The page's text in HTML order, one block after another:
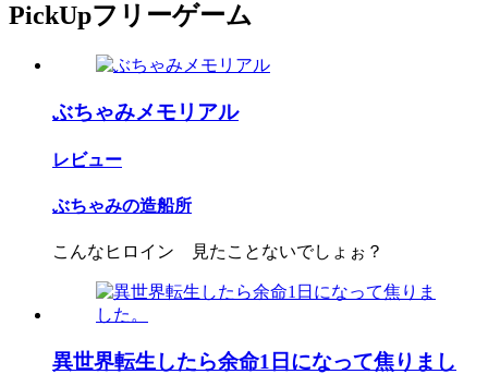
PickUpフリーゲーム
ぶちゃみメモリアル
レビュー
ぶちゃみの造船所
こんなヒロイン 見たことないでしょぉ？
異世界転生したら余命1日になって焦りまし